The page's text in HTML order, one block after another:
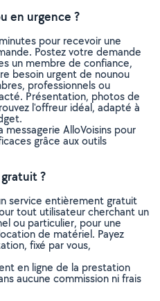
en urgence ?
pour recevoir une
Postez votre demande
un membre de confiance,
besoin urgent de nounou
professionnels ou
Présentation, photos de
l'offreur idéal, adapté à
AlloVoisins pour
grâce aux outils
?
service entièrement gratuit
tout utilisateur cherchant un
ou particulier, pour une
de matériel. Payez
fixé par vous,
en ligne de la prestation
aucune commission ni frais